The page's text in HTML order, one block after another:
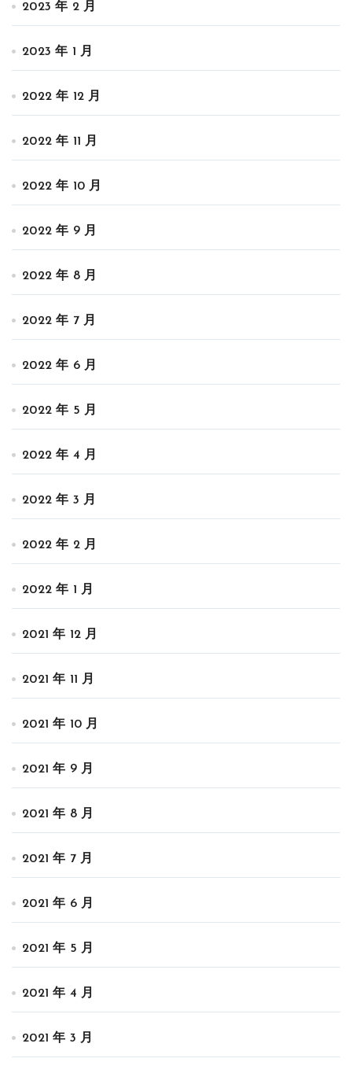
2023 年 2 月
2023 年 1 月
2022 年 12 月
2022 年 11 月
2022 年 10 月
2022 年 9 月
2022 年 8 月
2022 年 7 月
2022 年 6 月
2022 年 5 月
2022 年 4 月
2022 年 3 月
2022 年 2 月
2022 年 1 月
2021 年 12 月
2021 年 11 月
2021 年 10 月
2021 年 9 月
2021 年 8 月
2021 年 7 月
2021 年 6 月
2021 年 5 月
2021 年 4 月
2021 年 3 月